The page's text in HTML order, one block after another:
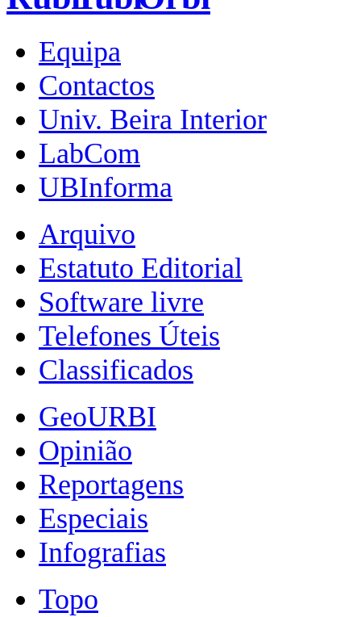
Equipa
Contactos
Univ. Beira Interior
LabCom
UBInforma
Arquivo
Estatuto Editorial
Software livre
Telefones Úteis
Classificados
GeoURBI
Opinião
Reportagens
Especiais
Infografias
Topo